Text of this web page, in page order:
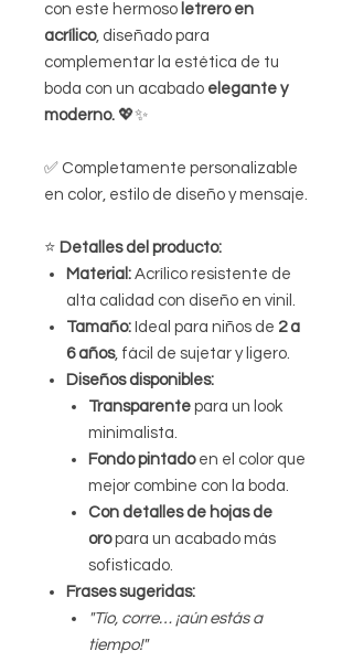
con este hermoso letrero en
acrílico, diseñado para
complementar la estética de tu
boda con un acabado elegante y
moderno. 💖✨
✅ Completamente personalizable
en color, estilo de diseño y mensaje.
⭐️ Detalles del producto:
Material: Acrílico resistente de
alta calidad con diseño en vinil.
Tamaño: Ideal para niños de 2 a
6 años, fácil de sujetar y ligero.
Diseños disponibles:
Transparente para un look
minimalista.
Fondo pintadoen el color que
mejor combine con la boda.
Con detalles de hojas de
oropara un acabado más
sofisticado.
Frases sugeridas:
"Tío, corre… ¡aún estás a
tiempo!"